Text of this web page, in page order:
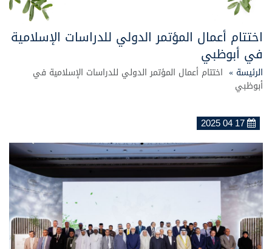
اختتام أعمال المؤتمر الدولي للدراسات الإسلامية
في أبوظبي
الرئيسة » اختتام أعمال المؤتمر الدولي للدراسات الإسلامية في
أبوظبي